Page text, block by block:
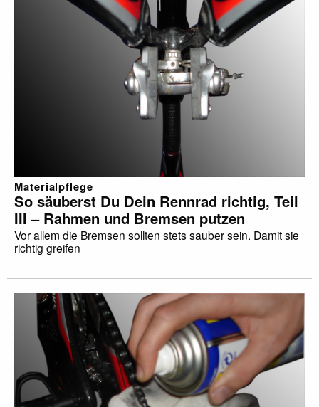
Materialpflege
So säuberst Du Dein Rennrad richtig, Teil
III – Rahmen und Bremsen putzen
Vor allem die Bremsen sollten stets sauber sein. Damit sie
richtig greifen